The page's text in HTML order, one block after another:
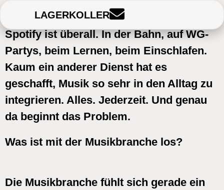
LAGERKOLLER
Spotify ist überall. In der Bahn, auf WG-
Partys, beim Lernen, beim Einschlafen.
Kaum ein anderer Dienst hat es
geschafft, Musik so sehr in den Alltag zu
integrieren. Alles. Jederzeit. Und genau
da beginnt das Problem.
Was ist mit der Musikbranche los?
Die Musikbranche fühlt sich gerade ein